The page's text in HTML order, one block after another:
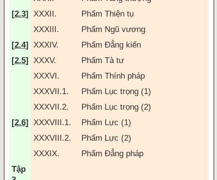
[2.3] XXXII.
Phẩm Thiện tụ
XXXIII.
Phẩm Ngũ vương
[2.4] XXXIV. Phẩm Đẳng kiến
[2.5] XXXV.
Phẩm Tà tư
XXXVI.
Phẩm Thính pháp
XXXVII.1.
Phẩm Lục trọng (1)
XXXVII.2.
Phẩm Lục trọng (2)
[2.6] XXXVIII.1.
Phẩm Lực (1)
XXXVIII.2.
Phẩm Lực (2)
XXXIX.
Phẩm Đẳng pháp
Tập